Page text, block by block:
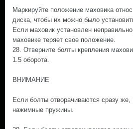
Маркируйте положение маховика
диска, чтобы их можно было
Если маховик установлен
маховике теряет свое положение.
28. Отверните болты крепления
1.5 оборота.
ВНИМАНИЕ
Если болты отворачиваются сразу
нажимные пружины.